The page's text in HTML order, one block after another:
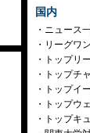
国内
ニュース
リーグワン
トップリ
トップチ
トップイ
トップウ
トップキ